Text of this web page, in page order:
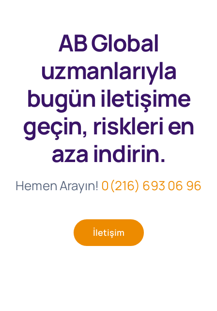
AB Global
uzmanlarıyla
bugüniletişime
geçin, riskleri en
aza indirin.
Hemen Arayın! 0(216) 693 06 96
İletişim